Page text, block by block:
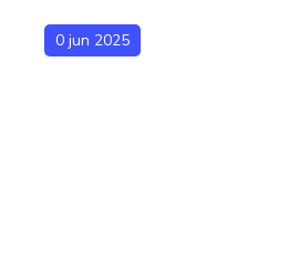
0 jun 2025